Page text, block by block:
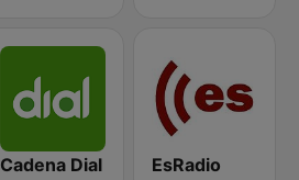
Cadena Dial EsRadio